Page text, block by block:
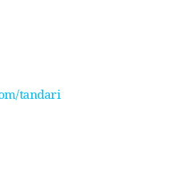
tandari